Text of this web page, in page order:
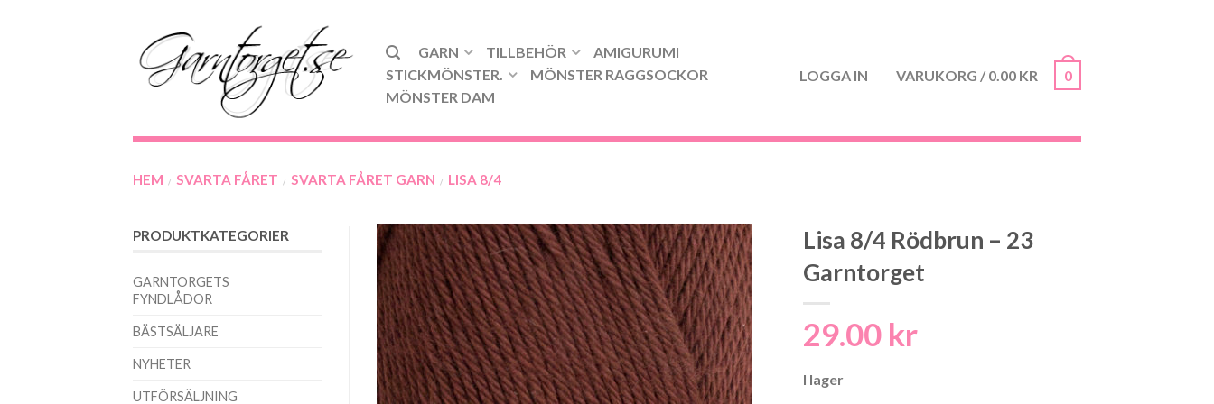
GARN TILLBEHÖR
AMIGURUMI
STICKMÖNSTER.
MÖNSTER RAGGSOCKOR
MÖNSTER DAM
LOGGA IN VARUKORG / 0.00 KR 0
HEM / SVARTA FÅRET / SVARTA FÅRET GARN / LISA 8/4
PRODUKTKATEGORIER
GARNTORGETS
FYNDLÅDOR
BÄSTSÄLJARE
NYHETER
UTFÖRSÄLJNING
Lisa 8/4 Rödbrun – 23
Garntorget
29.00 kr
I lager